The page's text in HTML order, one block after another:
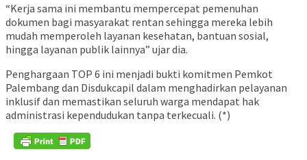
“Kerja sama ini membantu mempercepat pemenuhan
dokumen bagi masyarakat rentan sehingga mereka lebih
mudah memperoleh layanan kesehatan, bantuan sosial,
hingga layanan publik lainnya” ujar dia.
Penghargaan TOP 6 ini menjadi bukti komitmen Pemkot
Palembang dan Disdukcapil dalam menghadirkan pelayanan
inklusif dan memastikan seluruh warga mendapat hak
administrasi kependudukan tanpa terkecuali. (*)